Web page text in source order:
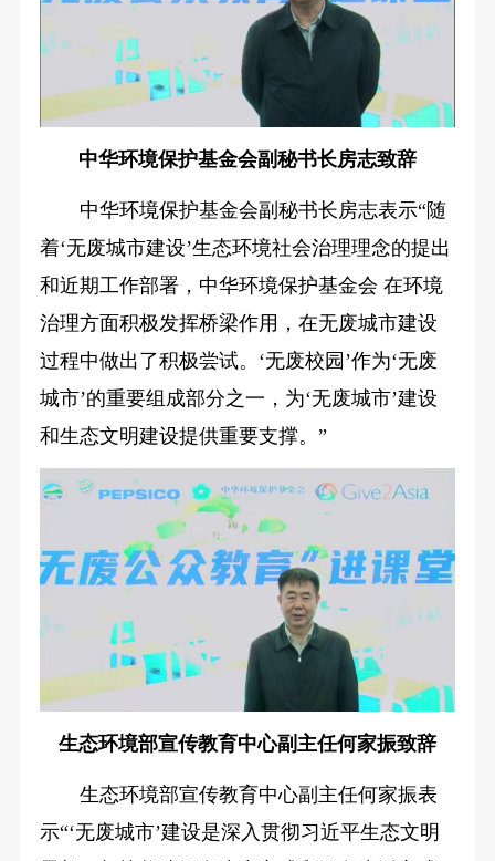
中华环境保护基金会副秘书长房志致辞
中华环境保护基金会副秘书长房志表示“随
着‘无废城市建设’生态环境社会治理理念的提出
和近期工作部署，中华环境保护基金会 在环境
治理方面积极发挥桥梁作用，在无废城市建设
过程中做出了积极尝试。‘无废校园’作为‘无废
城市’的重要组成部分之一，为‘无废城市’建设
和生态文明建设提供重要支撑。”
生态环境部宣传教育中心副主任何家振致辞
生态环境部宣传教育中心副主任何家振表
示“‘无废城市’建设是深入贯彻习近平生态文明